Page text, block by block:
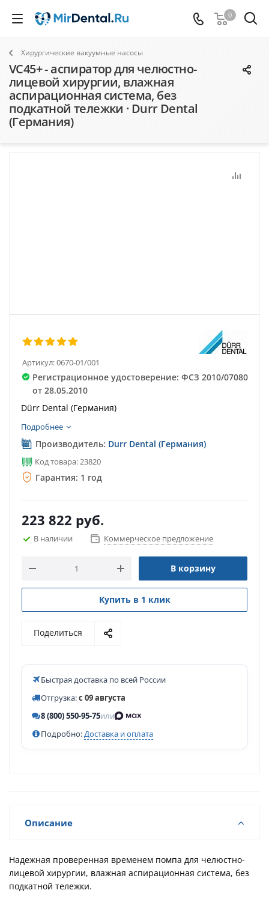
0
Хирургические вакуумные насосы
VC45+ - аспиратор для челюстно-
лицевой хирургии, влажная
аспирационная система, без
подкатной тележки · Durr Dental
(Германия)
Артикул:0670-01/001
Регистрационное удостоверение: ФСЗ 2010/07080
от 28.05.2010
Dürr Dental (Германия)
Подробнее
Производитель: Durr Dental (Германия)
Код товара: 23820
Гарантия: 1 год
223 822 руб.
В наличии Коммерческое предложение
В корзину
Купить в 1 клик
Поделиться
Быстрая доставка по всей России
Отгрузка:с 09 августа
8 (800) 550-95-75или
Подробно:Доставка и оплата
Описание
Надежная проверенная временем помпа для челюстно-
лицевой хирургии, влажная аспирационная система, без
подкатной тележки.